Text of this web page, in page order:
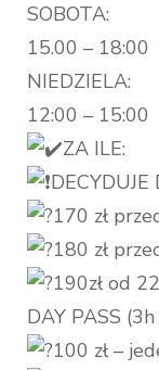
SOBOTA:
15.00 – 18:00
NIEDZIELA:
12:00 – 15:00
ZA ILE:
170 zł
180 zł
190zł od
DAY PASS (3h
100 zł –